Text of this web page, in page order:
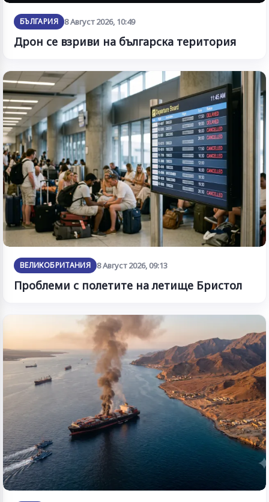
БЪЛГАРИЯ 8 Август 2026, 10:49
Дрон се взриви на българска територия
ВЕЛИКОБРИТАНИЯ 8 Август 2026, 09:13
Проблеми с полетите на летище Бристол